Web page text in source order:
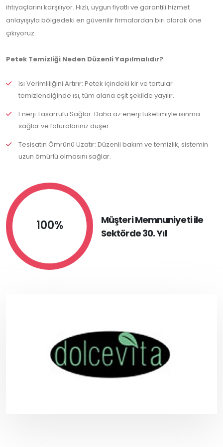
ihtiyaçlarını karşılıyor. Hızlı, uygun fiyatlı ve garantili hizmet
anlayışıyla bölgedeki en güvenilir firmalardan biri olarak öne
çıkıyoruz.
Petek Temizliği Neden Düzenli Yapılmalıdır?
Isı Verimliliğini Artırır: Petek içindeki kir ve tortular
temizlendiğinde ısı, tüm alana eşit şekilde yayılır.
Enerji Tasarrufu Sağlar: Daha az enerji tüketimiyle ısınma
sağlar ve faturalarınız düşer.
Tesisatın Ömrünü Uzatır: Düzenli bakım ve temizlik, sistemin
uzun ömürlü olmasını sağlar.
100%
Müşteri Memnuniyeti ile
Sektörde 30. Yıl